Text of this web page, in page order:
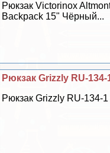
Рюкзак Victorinox
Backpack 15" Чёрный...
Рюкзак Grizzly RU-
Рюкзак Grizzly RU-134-